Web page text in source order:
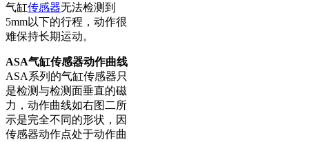
气缸传感器无法检测到
5mm以下的行程，动作很
难保持长期运动。
ASA气缸传感器动作曲线
ASA系列的气缸传感器只
是检测与检测面垂直的磁
力，动作曲线如右图二所
示是完全不同的形状，因
传感器动作点处于动作曲